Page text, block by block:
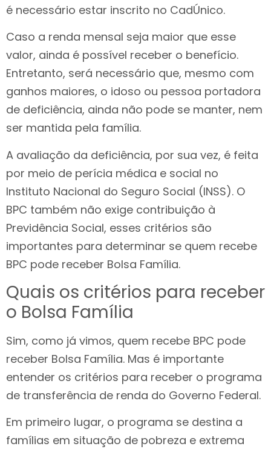
é necessário estar inscrito no CadÚnico.
Caso a renda mensal seja maior que esse
valor, ainda é possível receber o benefício.
Entretanto, será necessário que, mesmo com
ganhos maiores, o idoso ou pessoa portadora
de deficiência, ainda não pode se manter, nem
ser mantida pela família.
A avaliação da deficiência, por sua vez, é feita
por meio de perícia médica e social no
Instituto Nacional do Seguro Social (INSS). O
BPC também não exige contribuição à
Previdência Social, esses critérios são
importantes para determinar se quem recebe
BPC pode receber Bolsa Família.
Quais os critérios para receber
o Bolsa Família
Sim, como já vimos, quem recebe BPC pode
receber Bolsa Família. Mas é importante
entender os critérios para receber o programa
de transferência de renda do Governo Federal.
Em primeiro lugar, o programa se destina a
famílias em situação de pobreza e extrema